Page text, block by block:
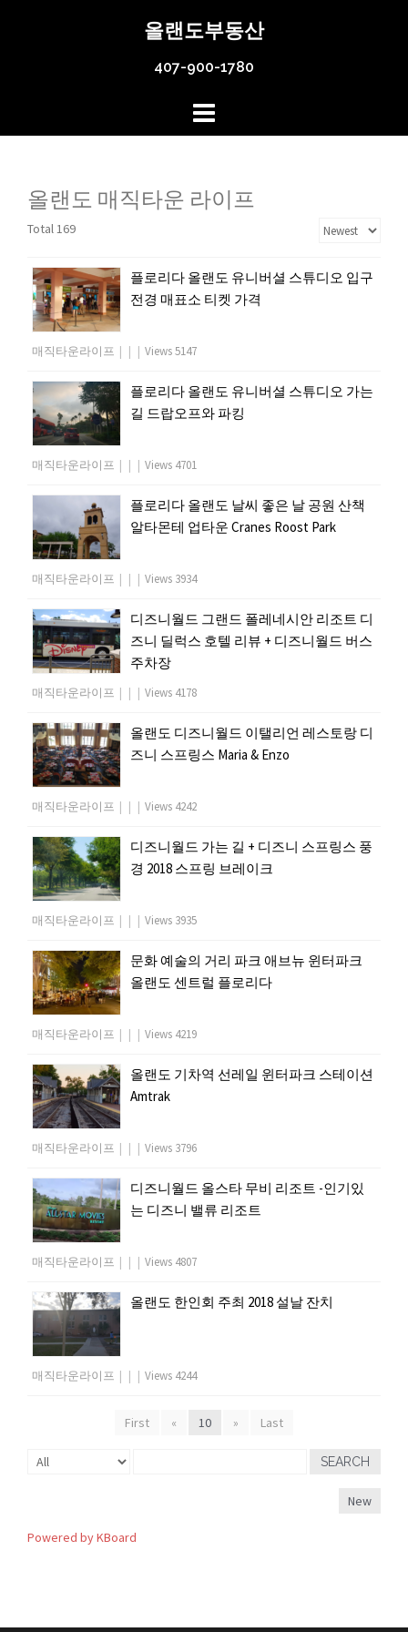
올랜도부동산
407-900-1780
올랜도 매직타운 라이프
Total 169
플로리다 올랜도 유니버셜 스튜디오 입구
전경 매표소 티켓 가격
매직타운라이프 | | | Views 5147
플로리다 올랜도 유니버셜 스튜디오 가는
길 드랍오프와 파킹
매직타운라이프 | | | Views 4701
플로리다 올랜도 날씨 좋은 날 공원 산책
알타몬테 업타운 Cranes Roost Park
매직타운라이프 | | | Views 3934
디즈니월드 그랜드 폴레네시안 리조트 디
즈니 딜럭스 호텔 리뷰 + 디즈니월드 버스
주차장
매직타운라이프 | | | Views 4178
올랜도 디즈니월드 이탤리언 레스토랑 디
즈니 스프링스 Maria & Enzo
매직타운라이프 | | | Views 4242
디즈니월드 가는 길 + 디즈니 스프링스 풍
경 2018 스프링 브레이크
매직타운라이프 | | | Views 3935
문화 예술의 거리 파크 애브뉴 윈터파크
올랜도 센트럴 플로리다
매직타운라이프 | | | Views 4219
올랜도 기차역 선레일 윈터파크 스테이션
Amtrak
매직타운라이프 | | | Views 3796
디즈니월드 올스타 무비 리조트 -인기있
는 디즈니 밸류 리조트
매직타운라이프 | | | Views 4807
올랜도 한인회 주최 2018 설날 잔치
매직타운라이프 | | | Views 4244
First « 10 » Last
SEARCH
New
Powered by KBoard